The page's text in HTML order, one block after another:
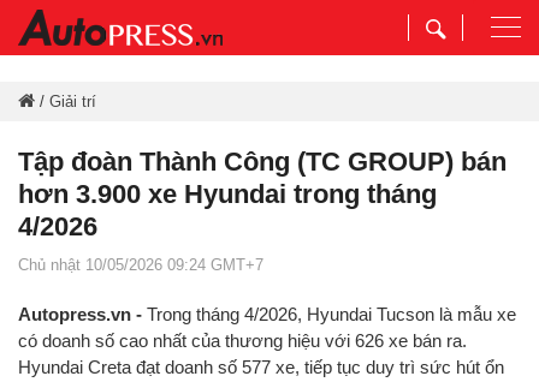
/ Giải trí
Tập đoàn Thành Công (TC GROUP) bán
hơn 3.900 xe Hyundai trong tháng
4/2026
Chủ nhật 10/05/2026 09:24 GMT+7
Autopress.vn - Trong tháng 4/2026, Hyundai Tucson là mẫu xe
có doanh số cao nhất của thương hiệu với 626 xe bán ra.
Hyundai Creta đạt doanh số 577 xe, tiếp tục duy trì sức hút ổn